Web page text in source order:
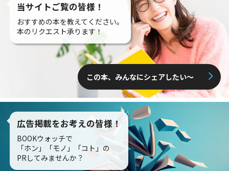
当サイトご覧の皆様！
おすすめの本を教えてください。
本のリクエスト承ります！
この本、みんなにシェアしたい〜
広告掲載をお考えの皆様！
BOOKウォッチで
「ホン」「モノ」「コト」の
PRしてみませんか？